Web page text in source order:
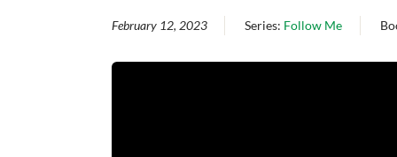
February 12, 2023 Series: Follow Me